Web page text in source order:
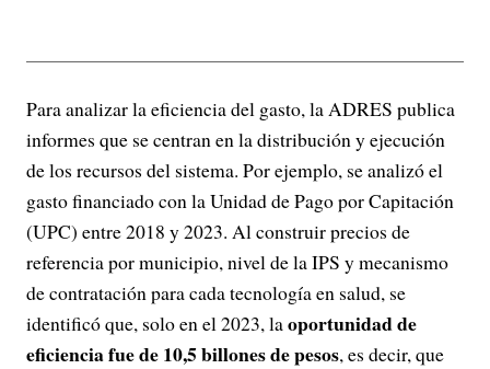
Para analizar la eficiencia del gasto, la ADRES publica
informes que se centran en la distribución y ejecución
de los recursos del sistema. Por ejemplo, se analizó el
gasto financiado con la Unidad de Pago por Capitación
(UPC) entre 2018 y 2023. Al construir precios de
referencia por municipio, nivel de la IPS y mecanismo
de contratación para cada tecnología en salud, se
identificó que, solo en el 2023, laoportunidad de
eficiencia fue de 10,5 billones de pesos, es decir, que